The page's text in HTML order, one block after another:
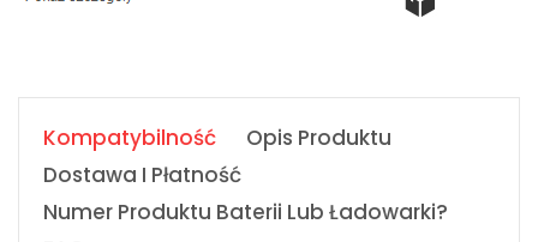
Kompatybilność
Opis Produktu
Dostawa I Płatność
Numer Produktu Baterii Lub Ładowarki?